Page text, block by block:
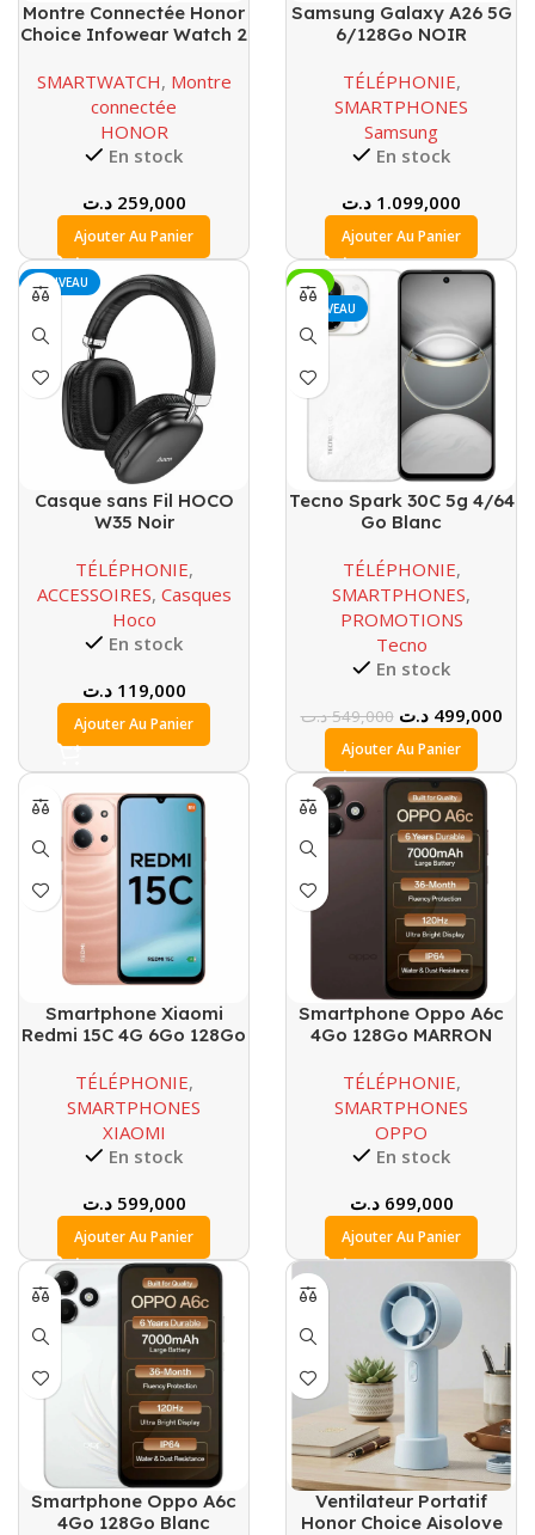
Montre Connectée Honor
Choice Infowear Watch 2
SMARTWATCH, Montre
connectée
HONOR
En stock
259,000 د.ت
Ajouter Au Panier
Samsung Galaxy A26 5G
6/128Go NOIR
TÉLÉPHONIE,
SMARTPHONES
Samsung
En stock
1.099,000 د.ت
Ajouter Au Panier
NOUVEAU
Casque sans Fil HOCO
W35 Noir
TÉLÉPHONIE,
ACCESSOIRES, Casques
Hoco
En stock
119,000 د.ت
Ajouter Au Panier
-9%
NOUVEAU
Tecno Spark 30C 5g 4/64
Go Blanc
TÉLÉPHONIE,
SMARTPHONES,
PROMOTIONS
Tecno
En stock
549,000 د.ت
Le
prix
était :
499,000 د.ت
Le
est
Ajouter Au Panier
Smartphone Xiaomi
Redmi 15C 4G 6Go 128Go
TÉLÉPHONIE,
SMARTPHONES
XIAOMI
En stock
599,000 د.ت
Ajouter Au Panier
Smartphone Oppo A6c
4Go 128Go MARRON
TÉLÉPHONIE,
SMARTPHONES
OPPO
En stock
699,000 د.ت
Ajouter Au Panier
Smartphone Oppo A6c
4Go 128Go Blanc
Ventilateur Portatif
Honor Choice Aisolove